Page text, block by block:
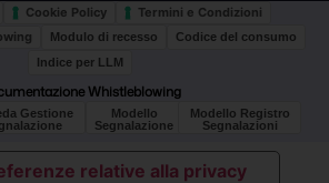
Cookie Policy
Termini e Condizioni
Modulo di recesso
Codice del consumo
Indice per LLM
Whistleblowing
Gestione
Modello
Segnalazione
Modello Registro
Segnalazioni
relative alla privacy